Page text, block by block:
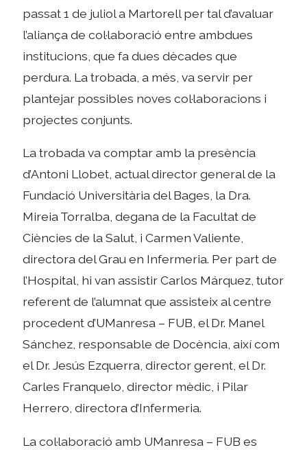
passat 1 de juliol a Martorell per tal d’avaluar
l’aliança de col·laboració entre ambdues
institucions, que fa dues dècades que
perdura. La trobada, a més, va servir per
plantejar possibles noves col·laboracions i
projectes conjunts.
La trobada va comptar amb la presència
d’Antoni Llobet, actual director general de la
Fundació Universitària del Bages, la Dra.
Mireia Torralba, degana de la Facultat de
Ciències de la Salut, i Carmen Valiente,
directora del Grau en Infermeria. Per part de
l’Hospital, hi van assistir Carlos Márquez, tutor
referent de l’alumnat que assisteix al centre
procedent d’UManresa – FUB, el Dr. Manel
Sánchez, responsable de Docència, així com
el Dr. Jesús Ezquerra, director gerent, el Dr.
Carles Franquelo, director mèdic, i Pilar
Herrero, directora d’Infermeria.
La col·laboració amb UManresa – FUB es